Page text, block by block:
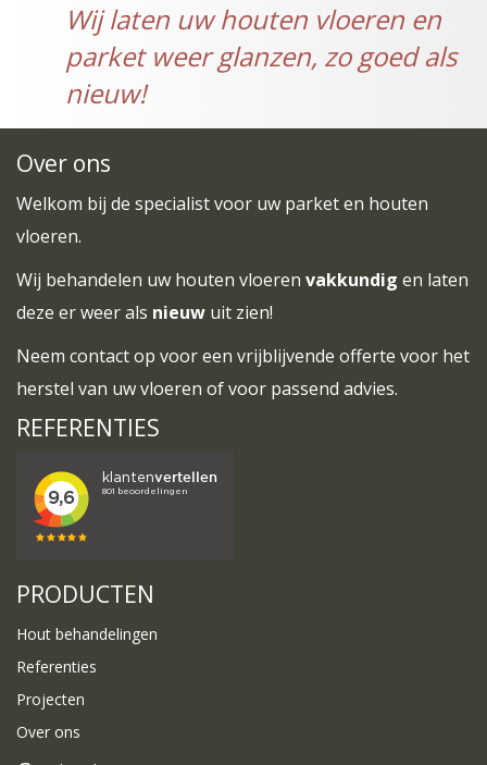
Wij laten uw houten vloeren en
parket weer glanzen, zo goed als
nieuw!
Over ons
Welkom bij de specialist voor uw parket en houten
vloeren.
Wij behandelen uw houten vloeren vakkundig en laten
deze er weer als nieuw uit zien!
Neem contactop voor een vrijblijvende offerte voor het
herstel van uw vloeren of voor passend advies.
REFERENTIES
PRODUCTEN
Hout behandelingen
Referenties
Projecten
Over ons